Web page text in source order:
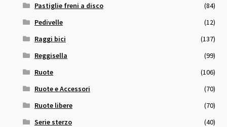
Pastiglie freni a disco
(84)
Pedivelle
(12)
Raggi bici
(137)
Reggisella
(99)
Ruote
(106)
Ruote e Accessori
(70)
Ruote libere
(70)
Serie sterzo
(40)